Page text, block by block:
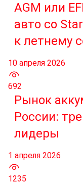
AGM или
авто со
к летнему
10 апреля 2026
692
Рынок
России:
лидеры
1 апреля 2026
1235